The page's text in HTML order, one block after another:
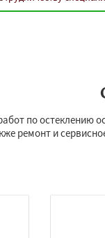
по остеклению
ремонт и